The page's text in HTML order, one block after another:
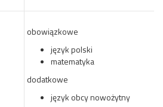
obowiązkowe
język polski
matematyka
dodatkowe
język obcy nowożytny